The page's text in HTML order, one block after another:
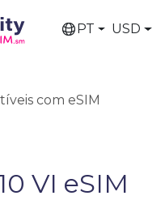
PT USD
com eSIM
VI eSIM